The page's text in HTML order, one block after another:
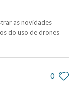
as novidades
do uso de drones
0